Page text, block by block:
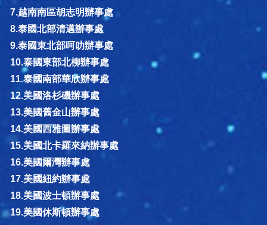
7.越南南區胡志明辦事處
8.泰國北部清邁辦事處
9.泰國東北部呵叻辦事處
10.泰國東部北柳辦事處
11.泰國南部華欣辦事處
12.美國洛杉磯辦事處
13.美國舊金山辦事處
14.美國西雅圖辦事處
15.美國北卡羅來納辦事處
16.美國爾灣辦事處
17.美國紐約辦事處
18.美國波士頓辦事處
19.美國休斯頓辦事處